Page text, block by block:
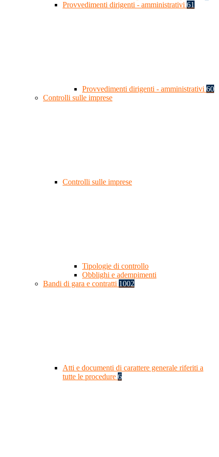
Provvedimenti dirigenti - amministrativi 61
Provvedimenti dirigenti - amministrativi 60
Controlli sulle imprese
Controlli sulle imprese
Tipologie di controllo
Obblighi e adempimenti
Bandi di gara e contratti 1002
Atti e documenti di carattere generale riferiti a
tutte le procedure 6